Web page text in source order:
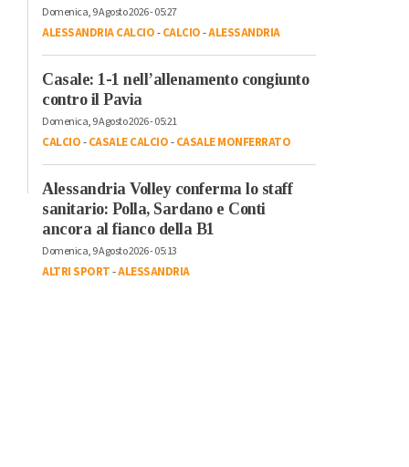
Domenica, 9 Agosto 2026 - 05:27
ALESSANDRIA CALCIO-CALCIO-ALESSANDRIA
Casale: 1-1 nell’allenamento congiunto
contro il Pavia
Domenica, 9 Agosto 2026 - 05:21
CALCIO-CASALE CALCIO-CASALE MONFERRATO
Alessandria Volley conferma lo staff
sanitario: Polla, Sardano e Conti
ancora al fianco della B1
Domenica, 9 Agosto 2026 - 05:13
ALTRI SPORT-ALESSANDRIA